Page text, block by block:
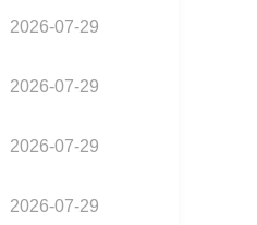
2026-07-29
2026-07-29
2026-07-29
2026-07-29